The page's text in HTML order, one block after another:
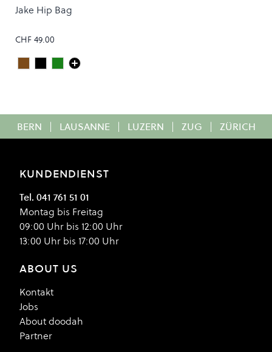
Jake Hip Bag
CHF 49.00
Colour
Peanut
BlackHIGHLAND
BERN | LAUSANNE | LUZERN | ZUG | ZÜRICH
KUNDENDIENST
Tel. 041 761 51 01
Montag bis Freitag
09:00 Uhr bis 12:00 Uhr
13:00 Uhr bis 17:00 Uhr
ABOUT US
Kontakt
Jobs
About doodah
Partner